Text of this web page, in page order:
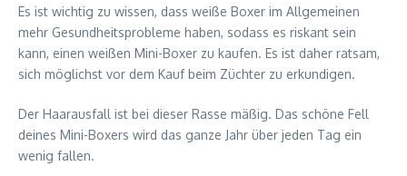
Es ist wichtig zu wissen, dass weiße Boxer im Allgemeinen
mehr Gesundheitsprobleme haben, sodass es riskant sein
kann, einen weißen Mini-Boxer zu kaufen. Es ist daher ratsam,
sich möglichst vor dem Kauf beim Züchter zu erkundigen.
Der Haarausfall ist bei dieser Rasse mäßig. Das schöne Fell
deines Mini-Boxers wird das ganze Jahr über jeden Tag ein
wenig fallen.